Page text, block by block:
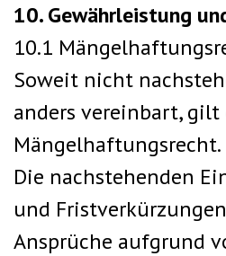
10. Gewährleistung
10.1
Soweit nicht
anders vereinbart, gilt
Mängelhaftungsrecht.
Die nachstehenden
und
Ansprüche aufgrund